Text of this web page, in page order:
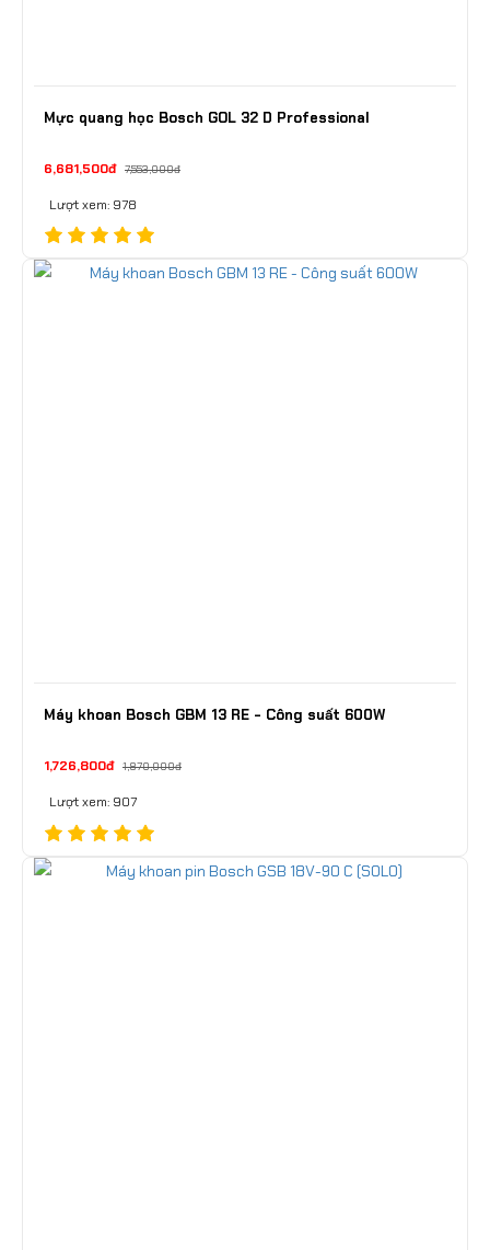
Mực quang học Bosch GOL 32 D Professional
6,681,500đ 7,553,000đ
Lượt xem: 978
Máy khoan Bosch GBM 13 RE - Công suất 600W
1,726,800đ 1,870,000đ
Lượt xem: 907